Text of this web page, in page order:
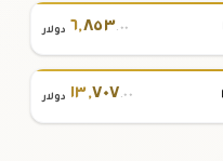
٦,٨٥٣.٠٠ دولار
١٣,٧٠٧.٠٠ دولار